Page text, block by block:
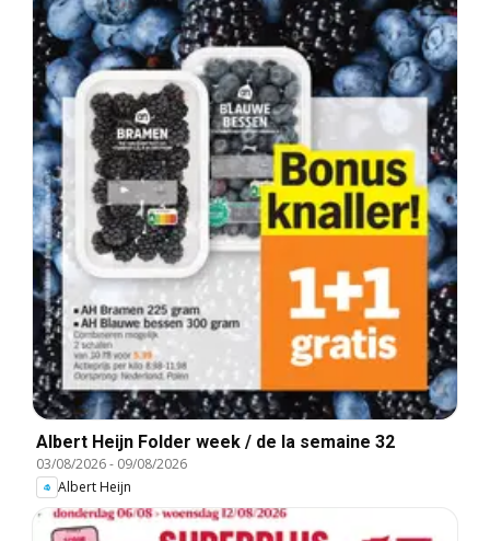
Albert Heijn Folder week / de la semaine 32
03/08/2026- 09/08/2026
Albert Heijn